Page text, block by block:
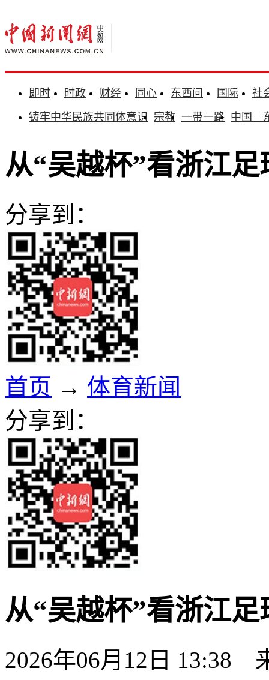
即时 时政 财经 同心 东西问 国际
社
铸牢中华民族共同体意识 宗教 一带一路 中国—
从“吴越杯”看浙江
分享到：
首页 → 体育新闻
分享到：
从“吴越杯”看浙江
2026年06月12日 13:38